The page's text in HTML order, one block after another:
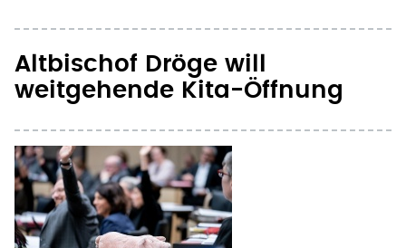
Altbischof Dröge will
weitgehende Kita-Öffnung